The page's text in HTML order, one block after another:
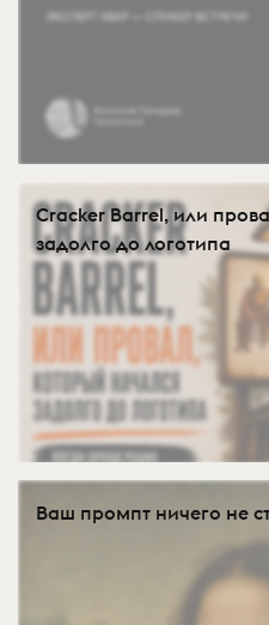
Cracker Barrel, или
задолго до логотипа
Ваш промпт ничего не